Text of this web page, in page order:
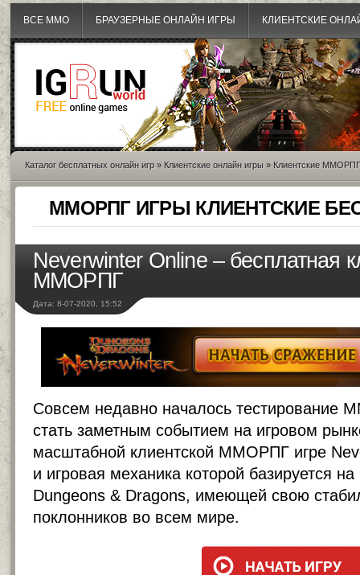
ВСЕ MMO БРАУЗЕРНЫЕ ОНЛАЙН ИГРЫ КЛИЕНТСКИЕ
Каталог бесплатных онлайн игр » Клиентские онлайн игры » Клиентские ММОРПГ
ММОРПГ ИГРЫ КЛИЕНТСКИЕ
Neverwinter Online – бесплатная
ММОРПГ
Дата: 8-07-2020, 15:52
Совсем недавно началось тестирование
стать заметным событием на игровом
масштабной клиентской ММОРПГ игре
и игровая механика которой базируется
Dungeons & Dragons, имеющей свою
поклонников во всем мире.